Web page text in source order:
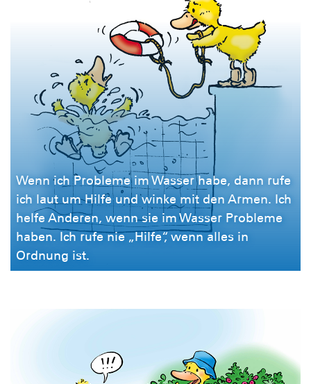
Wenn ich Probleme im Wasser habe, dann rufe
ich laut um Hilfe und winke mit den Armen. Ich
helfe Anderen, wenn sie im Wasser Probleme
haben. Ich rufe nie „Hilfe“, wenn alles in
Ordnung ist.